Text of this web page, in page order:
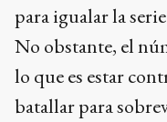
para igualar la
No obstante, el
lo que es estar
batallar para